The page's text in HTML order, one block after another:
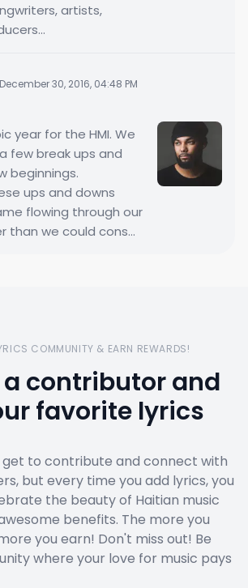
artists,
December 30, 2016, 04:48 PM
year for the HMI. We
few break ups and
beginnings.
ups and downs
flowing through our
than we could cons...
COMMUNITY & EARN REWARDS!
a contributor and
favorite lyrics
get to contribute and connect with
but every time you add lyrics, you
the beauty of Haitian music
benefits. The more you
you earn! Don't miss out! Be
where your love for music pays